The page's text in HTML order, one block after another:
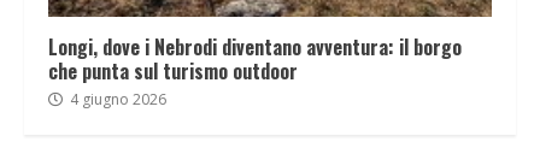
Longi, dove i Nebrodi diventano avventura: il borgo
che punta sul turismo outdoor
4 giugno 2026